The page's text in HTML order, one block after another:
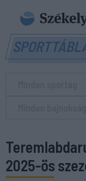
2025-ös